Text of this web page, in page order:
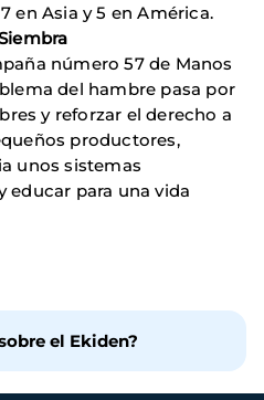
en Asia y 5 en América.
número 57 de Manos
del hambre pasa por
y reforzar el derecho a
productores,
unos sistemas
educar para una vida
el Ekiden?